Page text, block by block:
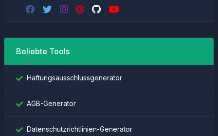
Beliebte Tools
Haftungsausschlussgenerator
AGB-Generator
Datenschutzrichtlinien-Generator